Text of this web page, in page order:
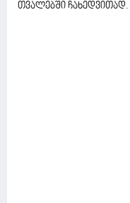
თვალებში ჩახედვითად.